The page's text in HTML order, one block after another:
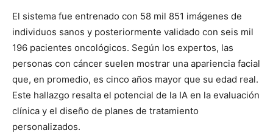
El sistema fue entrenado con 58 mil 851 imágenes de
individuos sanos y posteriormente validado con seis mil
196 pacientes oncológicos. Según los expertos, las
personas con cáncer suelen mostrar una apariencia facial
que, en promedio, es cinco años mayor que su edad real.
Este hallazgo resalta el potencial de la IA en la evaluación
clínica y el diseño de planes de tratamiento
personalizados.